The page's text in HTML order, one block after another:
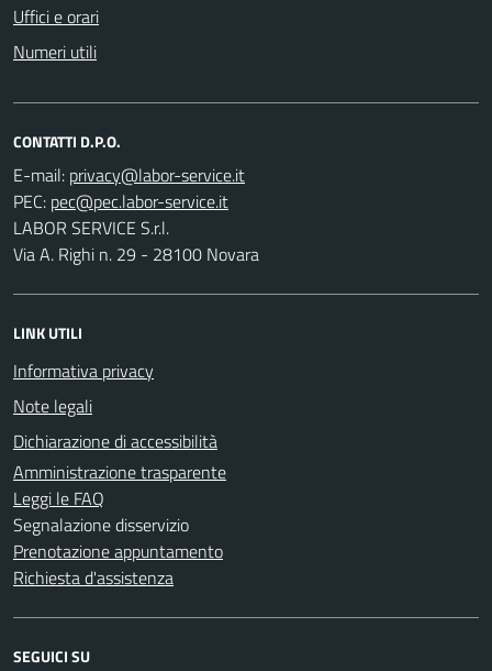
Uffici e orari
Numeri utili
CONTATTI D.P.O.
E-mail:
PEC:
LABOR SERVICE S.r.l.
Via A. Righi n. 29 - 28100 Novara
LINK UTILI
Informativa privacy
Note legali
Dichiarazione di accessibilità
Amministrazione trasparente
Leggi le FAQ
Segnalazione disservizio
Prenotazione appuntamento
Richiesta d'assistenza
SEGUICI SU